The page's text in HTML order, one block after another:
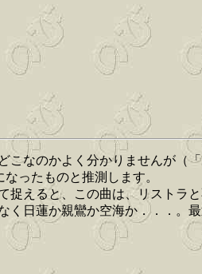
なのかよく分かりませんが（
ったものと推測します。
えると、この曲は、リストラ
日蓮か親鸞か空海か．．．。